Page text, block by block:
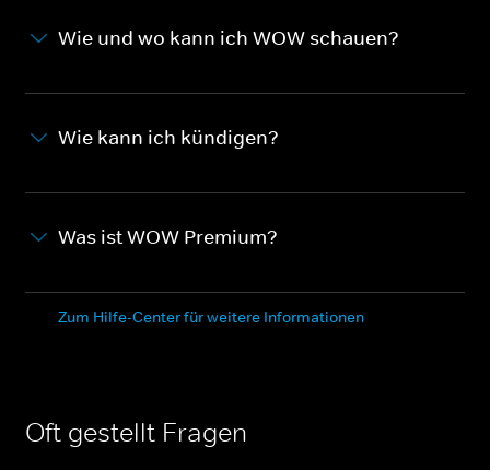
Wie und wo kann ich WOW schauen?
Wie kann ich kündigen?
Was ist WOW Premium?
Zum Hilfe-Center für weitere Informationen
Oft gestellt Fragen